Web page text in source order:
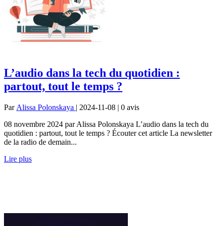
L’audio dans la tech du quotidien :
partout, tout le temps ?
Par Alissa Polonskaya | 2024-11-08 | 0 avis
08 novembre 2024 par Alissa Polonskaya L’audio dans la tech du
quotidien : partout, tout le temps ? Écouter cet article La newsletter
de la radio de demain...
Lire plus